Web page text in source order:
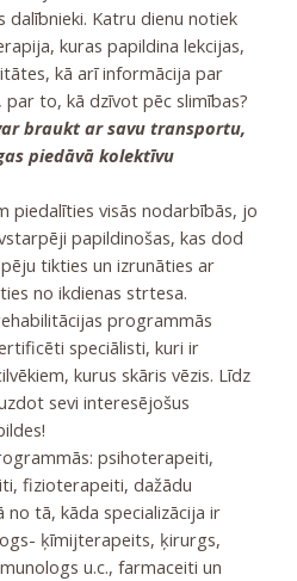
dalībnieki. Katru dienu notiek
kuras papildina lekcijas,
kā arī informācija par
to, kā dzīvot pēc slimības?
braukt ar savu transportu,
piedāvā kolektīvu
piedalīties visās nodarbībās, jo
papildinošas, kas dod
tikties un izrunāties ar
no ikdienas strtesa.
programmās
speciālisti, kuri ir
kurus skāris vēzis. Līdz
sevi interesējošus
psihoterapeiti,
fizioterapeiti, dažādu
tā, kāda specializācija ir
ķīmijterapeits, ķirurgs,
u.c., farmaceiti un